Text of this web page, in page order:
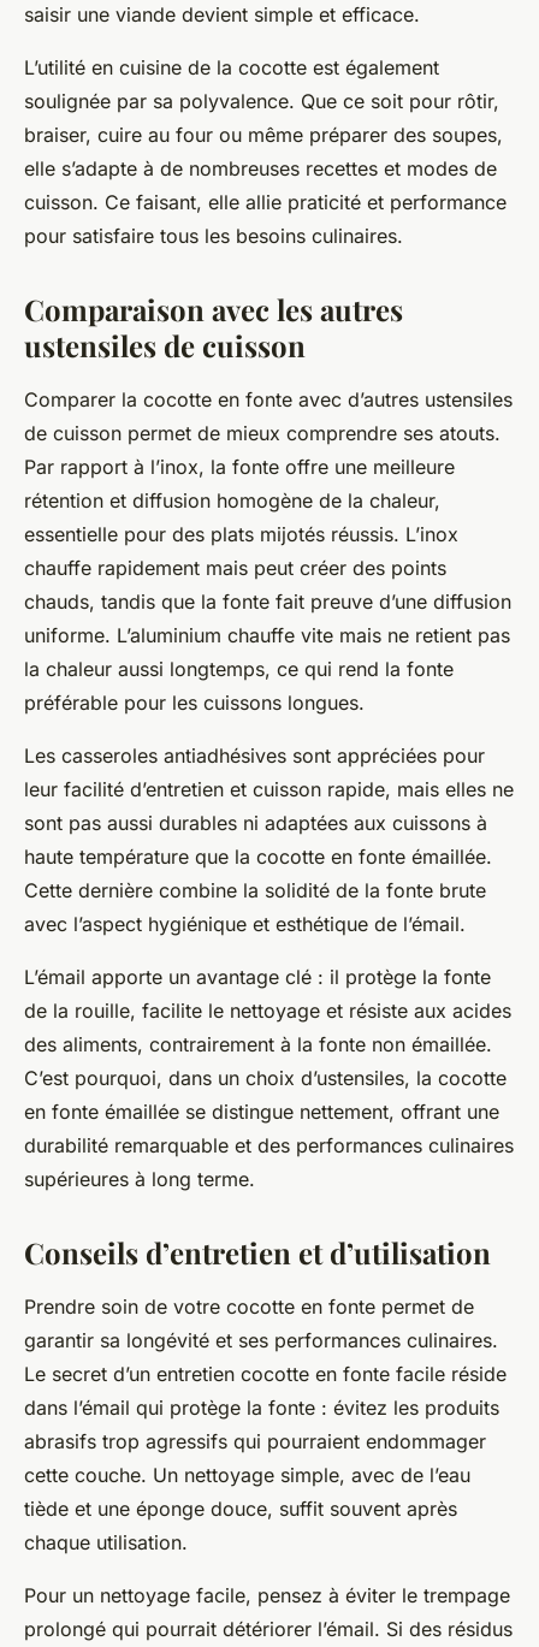
saisir une viande devient simple et efficace.
L’utilité en cuisine de la cocotte est également
soulignée par sa polyvalence. Que ce soit pour rôtir,
braiser, cuire au four ou même préparer des soupes,
elle s’adapte à de nombreuses recettes et modes de
cuisson. Ce faisant, elle allie praticité et performance
pour satisfaire tous les besoins culinaires.
Comparaison avec les autres
ustensiles de cuisson
Comparer la cocotte en fonte avec d’autres ustensiles
de cuisson permet de mieux comprendre ses atouts.
Par rapport à l’inox, la fonte offre une meilleure
rétention et diffusion homogène de la chaleur,
essentielle pour des plats mijotés réussis. L’inox
chauffe rapidement mais peut créer des points
chauds, tandis que la fonte fait preuve d’une diffusion
uniforme. L’aluminium chauffe vite mais ne retient pas
la chaleur aussi longtemps, ce qui rend la fonte
préférable pour les cuissons longues.
Les casseroles antiadhésives sont appréciées pour
leur facilité d’entretien et cuisson rapide, mais elles ne
sont pas aussi durables ni adaptées aux cuissons à
haute température que la cocotte en fonte émaillée.
Cette dernière combine la solidité de la fonte brute
avec l’aspect hygiénique et esthétique de l’émail.
L’émail apporte un avantage clé : il protège la fonte
de la rouille, facilite le nettoyage et résiste aux acides
des aliments, contrairement à la fonte non émaillée.
C’est pourquoi, dans un choix d’ustensiles, la cocotte
en fonte émaillée se distingue nettement, offrant une
durabilité remarquable et des performances culinaires
supérieures à long terme.
Conseils d’entretien et d’utilisation
Prendre soin de votre cocotte en fonte permet de
garantir sa longévité et ses performances culinaires.
Le secret d’un entretien cocotte en fonte facile réside
dans l’émail qui protège la fonte : évitez les produits
abrasifs trop agressifs qui pourraient endommager
cette couche. Un nettoyage simple, avec de l’eau
tiède et une éponge douce, suffit souvent après
chaque utilisation.
Pour un nettoyage facile, pensez à éviter le trempage
prolongé qui pourrait détériorer l’émail. Si des résidus